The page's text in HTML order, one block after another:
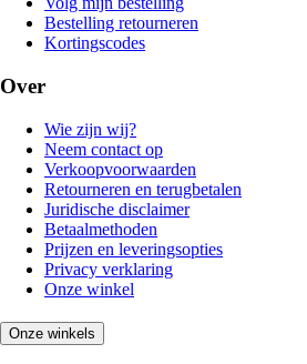
Bestelling retourneren
Kortingscodes
Over
Wie zijn wij?
Neem contact op
Verkoopvoorwaarden
Retourneren en terugbetalen
Juridische disclaimer
Betaalmethoden
Prijzen en leveringsopties
Privacy verklaring
Onze winkel
Onze winkels